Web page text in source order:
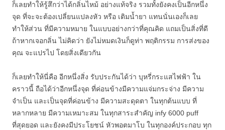
ก็เลยทำให้รู้สึกว่าได้กลิ่นไหม้ อย่างแท้จริง รวมทั้งยังคงเป็นอีกหนึ่ง
จุด ที่จะจะต้องเปลี่ยนแปลงหัว หรือ เติมน้ำยา แทนนั่นเองก็เลย
ทำให้ส่วน ที่มีความหมาย ในแบบอย่างกว่าที่คุณคิด แถมเป็นสิ่งที่ดี
ถ้าหากเจอกลิ่น ไม่คิดว่า ยังไม่หมดเงินก็ดูท่า พฤติกรรม การส่งของ
คุณ จะแปรไป โดยสิ่งเดียวกัน
ก็เลยทำให้นี่คือ อีกหนึ่งสิ่ง รับประกันได้ว่า บุหรี่กระแสไฟฟ้า ใน
คราวนี้ ถือได้ว่าอีกหนึ่งจุด ที่ค่อนข้างมีความแจ่มกระจ่าง มีความ
จำเป็น และเป็นจุดที่ค่อนข้าง มีความสะดุดตา ในทุกต้นแบบ ที่
หลากหลาย มีความเหมาะสม ในทุกสาระสำคัญ infy 6000 puff
ที่สุดยอด และยังคงมีประโยชน์ หัวพอตมาโบ ในทุกองค์ประกอบ ทุก